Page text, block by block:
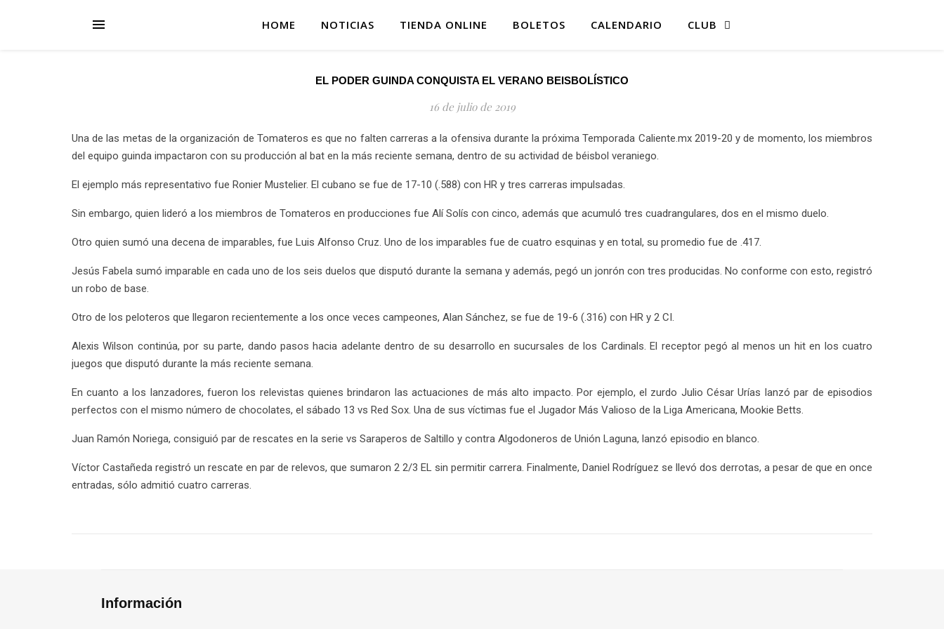
HOME NOTICIAS TIENDA ONLINE BOLETOS CALENDARIO CLUB
EL PODER GUINDA CONQUISTA EL VERANO BEISBOLÍSTICO
16 de julio de 2019
Una de las metas de la organización de Tomateros es que no falten carreras a la ofensiva durante la próxima Temporada Caliente.mx 2019-20 y de momento, los miembros
del equipo guinda impactaron con su producción al bat en la más reciente semana, dentro de su actividad de béisbol veraniego.
El ejemplo más representativo fue Ronier Mustelier. El cubano se fue de 17-10 (.588) con HR y tres carreras impulsadas.
Sin embargo, quien lideró a los miembros de Tomateros en producciones fue Alí Solís con cinco, además que acumuló tres cuadrangulares, dos en el mismo duelo.
Otro quien sumó una decena de imparables, fue Luis Alfonso Cruz. Uno de los imparables fue de cuatro esquinas y en total, su promedio fue de .417.
Jesús Fabela sumó imparable en cada uno de los seis duelos que disputó durante la semana y además, pegó un jonrón con tres producidas. No conforme con esto, registró
un robo de base.
Otro de los peloteros que llegaron recientemente a los once veces campeones, Alan Sánchez, se fue de 19-6 (.316) con HR y 2 CI.
Alexis Wilson continúa, por su parte, dando pasos hacia adelante dentro de su desarrollo en sucursales de los Cardinals. El receptor pegó al menos un hit en los cuatro
juegos que disputó durante la más reciente semana.
En cuanto a los lanzadores, fueron los relevistas quienes brindaron las actuaciones de más alto impacto. Por ejemplo, el zurdo Julio César Urías lanzó par de episodios
perfectos con el mismo número de chocolates, el sábado 13 vs Red Sox. Una de sus víctimas fue el Jugador Más Valioso de la Liga Americana, Mookie Betts.
Juan Ramón Noriega, consiguió par de rescates en la serie vs Saraperos de Saltillo y contra Algodoneros de Unión Laguna, lanzó episodio en blanco.
Víctor Castañeda registró un rescate en par de relevos, que sumaron 2 2/3 EL sin permitir carrera. Finalmente, Daniel Rodríguez se llevó dos derrotas, a pesar de que en once
entradas, sólo admitió cuatro carreras.
Información